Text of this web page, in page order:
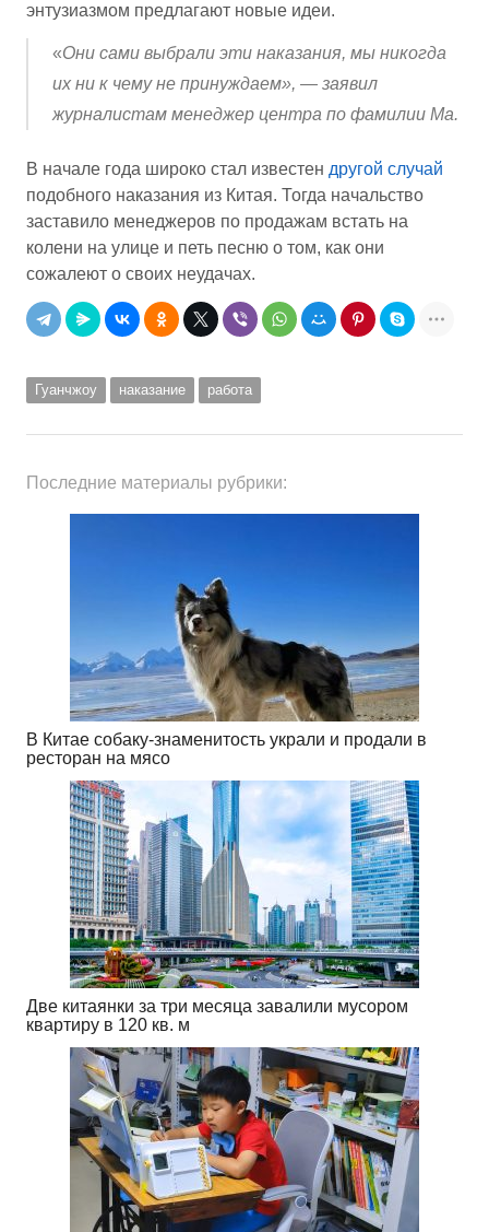
энтузиазмом предлагают новые идеи.
«Они сами выбрали эти наказания, мы никогда
их ни к чему не принуждаем», — заявил
журналистам менеджер центра по фамилии Ма.
В начале года широко стал известен другой случай
подобного наказания из Китая. Тогда начальство
заставило менеджеров по продажам встать на
колени на улице и петь песню о том, как они
сожалеют о своих неудачах.
Гуанчжоу наказание работа
Последние материалы рубрики:
В Китае собаку-знаменитость украли и продали в
ресторан на мясо
Две китаянки за три месяца завалили мусором
квартиру в 120 кв. м